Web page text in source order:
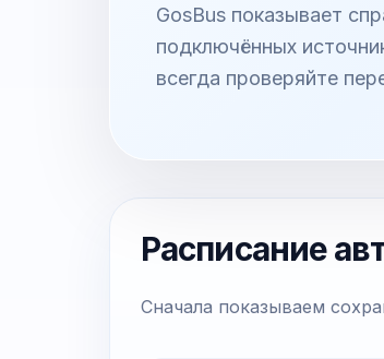
GosBus показывает
подключённых
всегда проверяйте
Расписание
Сначала показываем